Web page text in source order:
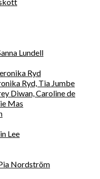
Lundell
Ryd
Ryd, Tia Jumbe
Diwan, Caroline de
Mas
Lee
Nordström